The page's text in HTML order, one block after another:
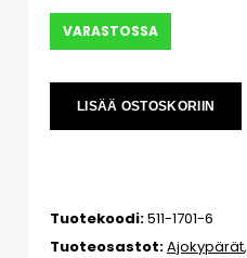
VARASTOSSA
LISÄÄ OSTOSKORIIN
Tuotekoodi:511-1701-6
Tuoteosastot:Ajokypärät,